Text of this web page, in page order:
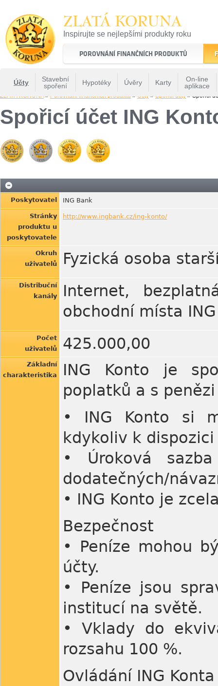
ZLATÁ KORUNA
Inspirujte se nejlepšími produkty roku
22 let tradice a kvality na finančním trhu
POROVNÁNÍ FINANČNÍCH PRODUKTŮ
Účty
Stavební
spoření
Hypotéky Úvěry Karty
On-line
aplikace
ZLATÁ KORUNA» Porovnání finančních produktů » Účty » Spořící účty » Spořicí
Spořicí účet ING
Poskytovatel ING Bank
Stránky
produktu u
poskytovatele
http://www.ingbank.cz/ing-konto/
Okruh
uživatelů
Fyzická osoba
Distribuční
kanály
Internet,
obchodní místa
Počet
uživatelů
425.000,00
Základní
charakteristika
ING Konto je
poplatků a s
• ING Konto si
kdykoliv k dispozici
• Úroková
dodatečných/
• ING Konto je
Bezpečnost
• Peníze mohou
účty.
• Peníze jsou
institucí na světě.
• Vklady do
rozsahu 100 %.
Ovládání ING Konta